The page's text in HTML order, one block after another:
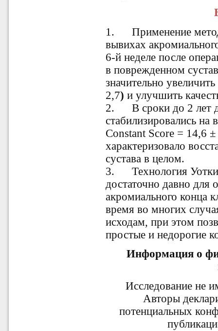
1.
Применение
вывихах
6-й неделе после
в поврежденном
значительно
2,7)и улучшить
2.
В сроки до 2 лет
стабилизировались на
Constant Score = 14,6
характеризовало
сустава в целом.
3.
Технология
достаточно давно для
акромиального конца
время во многих
исходам, при этом
простые и недорогие
Информация о
Исследование не
Авторы
потенциальных